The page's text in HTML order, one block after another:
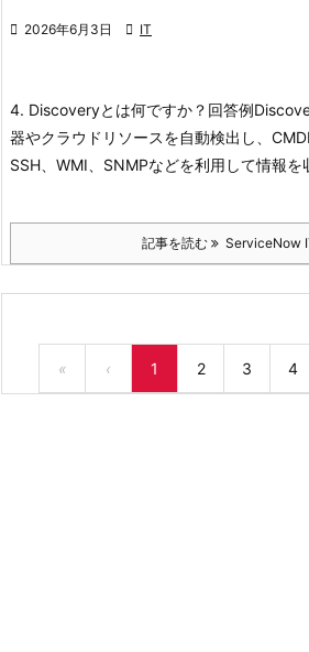
 2026年6月3日  IT
4. Discoveryとは何ですか？ 回答例
器やクラウドリソースを自動検出し、
SSH、WMI、SNMPなどを利用して情報を
記事を読む ServiceNow
« ‹ 1 2 3 4